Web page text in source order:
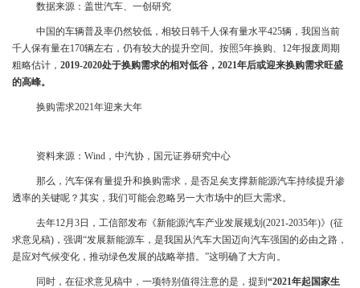
数据来源：盖世汽车、一创研究
中国的车辆普及率仍然较低，相较日韩千人保有量水平425辆，我国当前
千人保有量在170辆左右，仍有较大的提升空间。按照5年换购、12年报废周期
粗略估计， 2019-2020处于换购需求的相对低谷，2021年后或迎来换购需求旺盛
的高峰。
换购需求2021年迎来大年
资料来源：Wind，中汽协，国元证券研究中心
那么，汽车保有量提升和换购需求，是否足矣支撑新能源汽车持续提升渗
透率的关键呢？其实，我们可能会忽略另一大市场中的巨大需求。
去年12月3日，工信部发布《新能源汽车产业发展规划(2021-2035年)》(征
求意见稿)，强调“发展新能源车，是我国从汽车大国迈向汽车强国的必由之路，
是应对气候变化，推动绿色发展的战略举措。”这明确了大方向。
同时，在征求意见稿中，一项特别值得注意的是，提到 “2021年起国家生